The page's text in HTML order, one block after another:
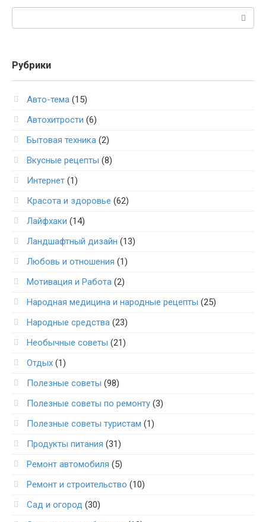
Рубрики
Авто-тема (15)
Автохитрости (6)
Бытовая техника (2)
Вкусные рецепты (8)
Интернет (1)
Красота и здоровье (62)
Лайфхаки (14)
Ландшафтный дизайн (13)
Любовь и отношения (1)
Мотивация и Работа (2)
Народная медицина и народные рецепты (25)
Народные средства (23)
Необычные советы (21)
Отдых (1)
Полезные советы (98)
Полезные советы по ремонту (3)
Полезные советы туристам (1)
Продукты питания (31)
Ремонт автомобиля (5)
Ремонт и строительство (10)
Сад и огород (30)